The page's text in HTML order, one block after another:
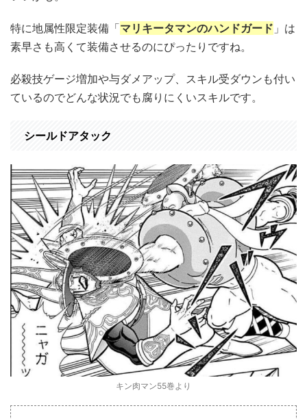
特に地属性限定装備「マリキータマンのハンドガード 」は
素早さも高くて装備させるのにぴったりですね。
必殺技ゲージ増加や与ダメアップ、スキル受ダウンも付い
ているのでどんな状況でも腐りにくいスキルです。
シールドアタック
キン肉マン55巻より